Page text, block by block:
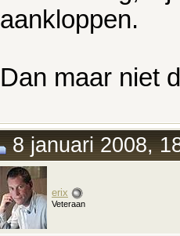
aankloppen.
Dan maar niet
8 januari 2008,
erix
Veteraan